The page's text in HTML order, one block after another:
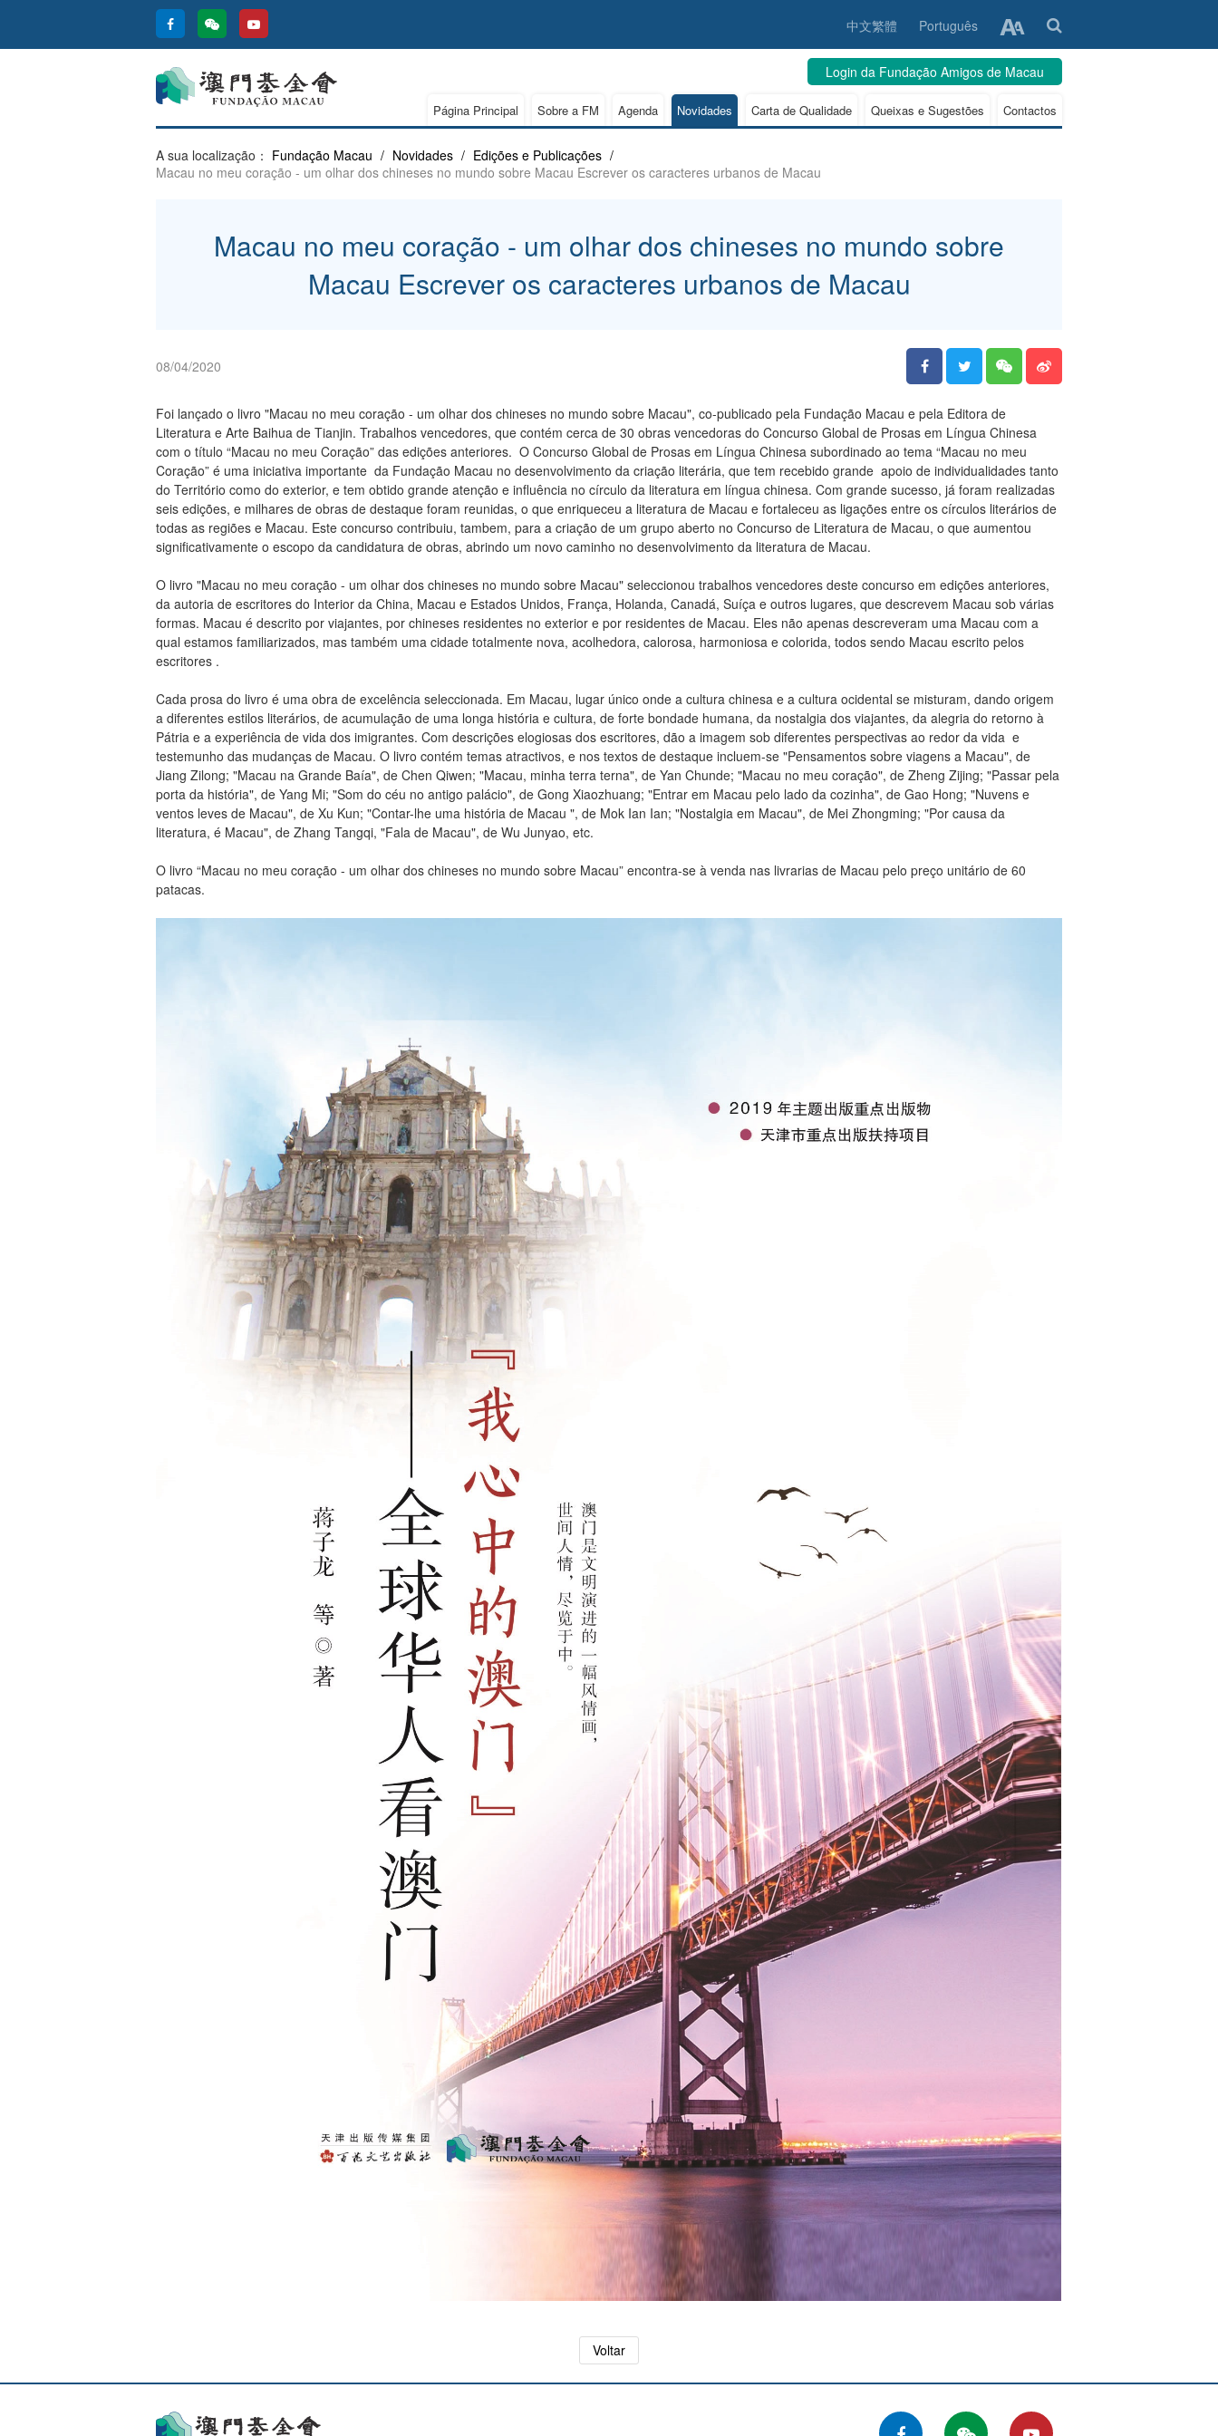
中文繁體 Português
Login da Fundação Amigos de Macau
Página Principal Sobre a FM Agenda Novidades Carta de Qualidade Queixas e Sugestões Contactos
A sua localização： Fundação Macau / Novidades / Edições e Publicações /
Macau no meu coração - um olhar dos chineses no mundo sobre Macau Escrever os caracteres urbanos de Macau
Macau no meu coração - um olhar dos chineses no mundo sobre
Macau Escrever os caracteres urbanos de Macau
08/04/2020
Foi lançado o livro "Macau no meu coração - um olhar dos chineses no mundo sobre Macau", co-publicado pela Fundação Macau e pela Editora de
Literatura e Arte Baihua de Tianjin. Trabalhos vencedores, que contém cerca de 30 obras vencedoras do Concurso Global de Prosas em Língua Chinesa
com o título “Macau no meu Coração” das edições anteriores. O Concurso Global de Prosas em Língua Chinesa subordinado ao tema “Macau no meu
Coração” é uma iniciativa importante da Fundação Macau no desenvolvimento da criação literária, que tem recebido grande apoio de individualidades tanto
do Território como do exterior, e tem obtido grande atenção e influência no círculo da literatura em língua chinesa. Com grande sucesso, já foram realizadas
seis edições, e milhares de obras de destaque foram reunidas, o que enriqueceu a literatura de Macau e fortaleceu as ligações entre os círculos literários de
todas as regiões e Macau. Este concurso contribuiu, tambem, para a criação de um grupo aberto no Concurso de Literatura de Macau, o que aumentou
significativamente o escopo da candidatura de obras, abrindo um novo caminho no desenvolvimento da literatura de Macau.
O livro "Macau no meu coração - um olhar dos chineses no mundo sobre Macau" seleccionou trabalhos vencedores deste concurso em edições anteriores,
da autoria de escritores do Interior da China, Macau e Estados Unidos, França, Holanda, Canadá, Suíça e outros lugares, que descrevem Macau sob várias
formas. Macau é descrito por viajantes, por chineses residentes no exterior e por residentes de Macau. Eles não apenas descreveram uma Macau com a
qual estamos familiarizados, mas também uma cidade totalmente nova, acolhedora, calorosa, harmoniosa e colorida, todos sendo Macau escrito pelos
escritores .
Cada prosa do livro é uma obra de excelência seleccionada. Em Macau, lugar único onde a cultura chinesa e a cultura ocidental se misturam, dando origem
a diferentes estilos literários, de acumulação de uma longa história e cultura, de forte bondade humana, da nostalgia dos viajantes, da alegria do retorno à
Pátria e a experiência de vida dos imigrantes. Com descrições elogiosas dos escritores, dão a imagem sob diferentes perspectivas ao redor da vida e
testemunho das mudanças de Macau. O livro contém temas atractivos, e nos textos de destaque incluem-se "Pensamentos sobre viagens a Macau", de
Jiang Zilong; "Macau na Grande Baía", de Chen Qiwen; "Macau, minha terra terna", de Yan Chunde; "Macau no meu coração", de Zheng Zijing; "Passar pela
porta da história", de Yang Mi; "Som do céu no antigo palácio", de Gong Xiaozhuang; "Entrar em Macau pelo lado da cozinha", de Gao Hong; "Nuvens e
ventos leves de Macau", de Xu Kun; "Contar-lhe uma história de Macau ", de Mok Ian Ian; "Nostalgia em Macau", de Mei Zhongming; "Por causa da
literatura, é Macau", de Zhang Tangqi, "Fala de Macau", de Wu Junyao, etc.
O livro “Macau no meu coração - um olhar dos chineses no mundo sobre Macau” encontra-se à venda nas livrarias de Macau pelo preço unitário de 60
patacas.
Voltar